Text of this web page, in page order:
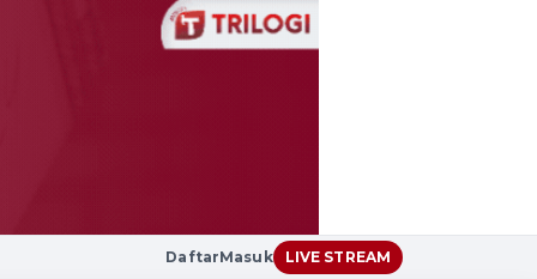
DaftarMasuk LIVE STREAM